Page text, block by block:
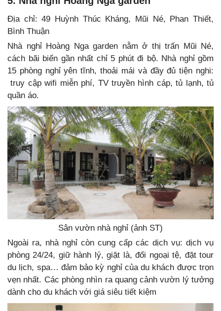
Địa chỉ: 49 Huỳnh Thúc Kháng, Mũi Né, Phan Thiết,
Bình Thuận
Nhà nghỉ Hoàng Nga garden nằm ở thị trấn Mũi Né,
cách bãi biển gần nhất chỉ 5 phút đi bộ. Nhà nghỉ gồm
15 phòng nghỉ yên tĩnh, thoải mái và đầy đủ tiện nghi:
truy cập wifi miễn phí, TV truyền hình cáp, tủ lạnh, tủ
quần áo.
Sân vườn nhà nghỉ (ảnh ST)
Ngoài ra, nhà nghỉ còn cung cấp các dịch vụ: dịch vụ
phòng 24/24, giữ hành lý, giặt là, đổi ngoại tệ, đặt tour
du lịch, spa… đảm bảo kỳ nghỉ của du khách được trọn
vẹn nhất. Các phòng nhìn ra quang cảnh vườn lý tưởng
dành cho du khách với giá siêu tiết kiệm